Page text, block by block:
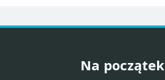
Na początek